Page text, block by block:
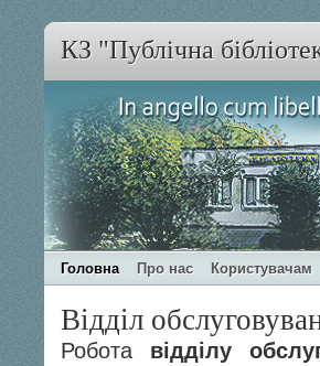
КЗ "Публічна
Головна Про нас Користувачам
Відділ
Робота відділу